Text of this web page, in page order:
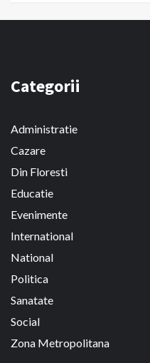
Categorii
Administratie
Cazare
Din Floresti
Educatie
Evenimente
International
National
Politica
Sanatate
Social
Zona Metropolitana